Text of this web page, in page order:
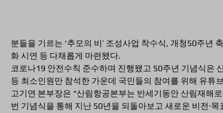
분들을 기르는 ‘추모의 비’ 조성사업 착수식, 개청50주년
화 시연 등 다채롭게 마련됐다.
코로나19 안전수칙 준수하며 진행됐고 50주년 기념식은
등 최소인원만 참석한 가운데 국민들의 참여를 위해 유튜
고기연 본부장은 “산림항공본부는 반세기동안 산림재해
번 기념식을 통해 지난 50년을 되돌아보고 새로운 비전·